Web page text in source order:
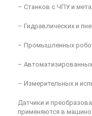
– Станков с ЧПУ и
– Гидравлических и
– Промышленных
–
– Измерительных и
Датчики и
применяются в